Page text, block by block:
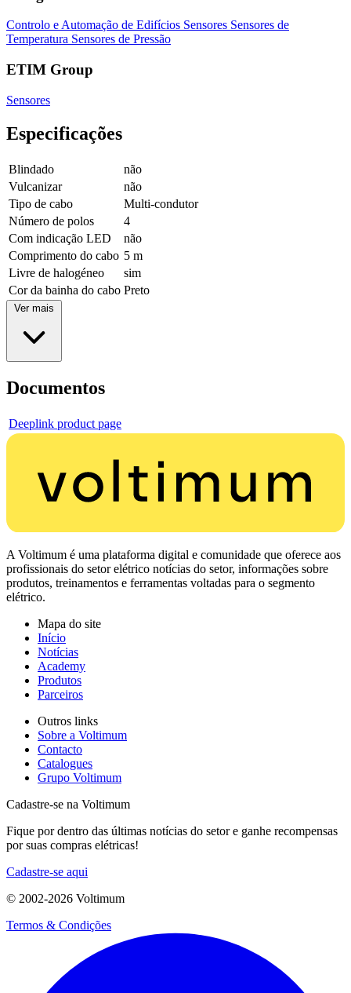
Controlo e Automação de Edifícios Sensores Sensores de
Temperatura Sensores de Pressão
ETIM Group
Sensores
Especificações
Blindado
não
Vulcanizar
não
Tipo de cabo
Multi-condutor
Número de polos
4
Com indicação LED
não
Comprimento do cabo 5 m
Livre de halogéneo
sim
Cor da bainha do cabo Preto
Ver mais
Documentos
Deeplink product page
A Voltimum é uma plataforma digital e comunidade que oferece aos
profissionais do setor elétrico notícias do setor, informações sobre
produtos, treinamentos e ferramentas voltadas para o segmento
elétrico.
Mapa do site
Início
Notícias
Academy
Produtos
Parceiros
Outros links
Sobre a Voltimum
Contacto
Catalogues
Grupo Voltimum
Cadastre-se na Voltimum
Fique por dentro das últimas notícias do setor e ganhe recompensas
por suas compras elétricas!
Cadastre-se aqui
© 2002-2026 Voltimum
Termos & Condições